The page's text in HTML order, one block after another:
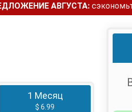
АВГУСТА:
1 Месяц
$ 6.99